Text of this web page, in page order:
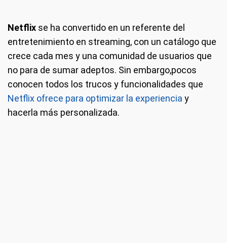
Netflix se ha convertido en un referente del
entretenimiento en streaming, con un catálogo que
crece cada mes y una comunidad de usuarios que
no para de sumar adeptos. Sin embargo,pocos
conocen todos los trucos y funcionalidades que
Netflix ofrece para optimizar la experiencia y
hacerla más personalizada.